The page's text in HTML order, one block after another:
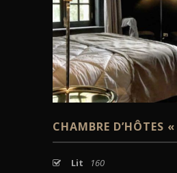
CHAMBRE D’HÔTES
Lit
160